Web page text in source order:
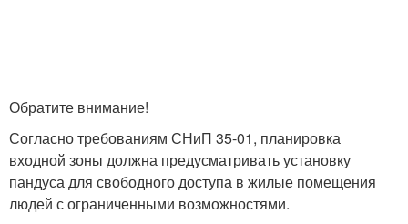
Обратите внимание!
Согласно требованиям СНиП 35-01, планировка
входной зоны должна предусматривать установку
пандуса для свободного доступа в жилые помещения
людей с ограниченными возможностями.